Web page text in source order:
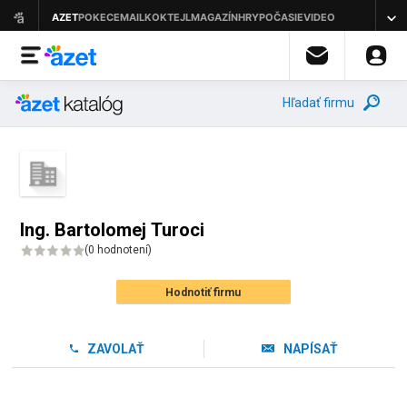
Hľadať firmu
Ing. Bartolomej Turoci
(0 hodnotení)
Hodnotiť firmu
ZAVOLAŤ NAPÍSAŤ